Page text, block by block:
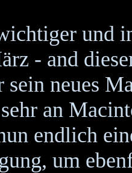
und
- and
sein neues
an
endlich
um